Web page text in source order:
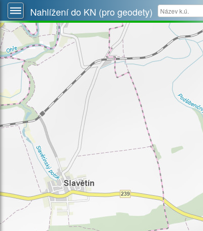
Nahlížení do KN (pro geodety)